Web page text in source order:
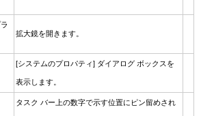
拡大鏡を開きます。
[システムのプロパティ] ダイアログ ボックスを
表示します。
タスク バー上の数字で示す位置にピン留めされ